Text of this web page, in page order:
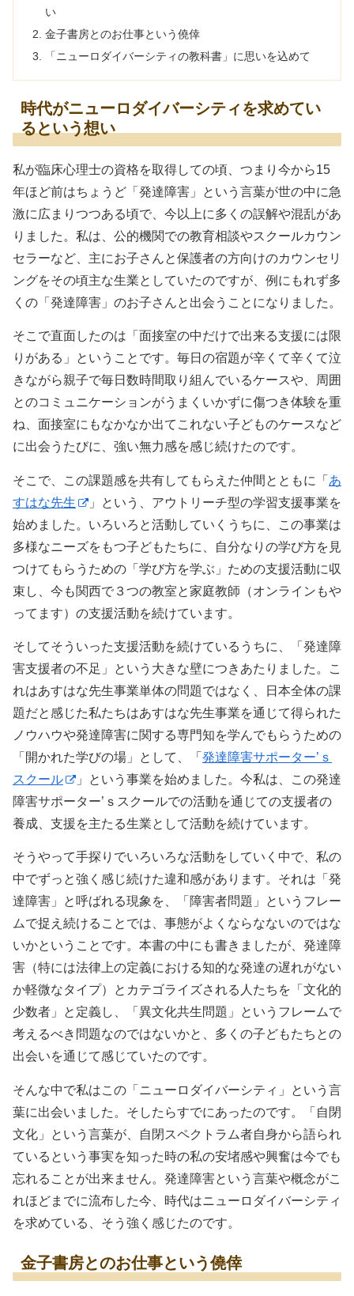
い
金子書房とのお仕事という僥倖
「ニューロダイバーシティの教科書」に思いを込めて
時代がニューロダイバーシティを求めてい
るという想い
私が臨床心理士の資格を取得しての頃、つまり今から15
年ほど前はちょうど「発達障害」という言葉が世の中に急
激に広まりつつある頃で、今以上に多くの誤解や混乱があ
りました。私は、公的機関での教育相談やスクールカウン
セラーなど、主にお子さんと保護者の方向けのカウンセリ
ングをその頃主な生業としていたのですが、例にもれず多
くの「発達障害」のお子さんと出会うことになりました。
そこで直面したのは「面接室の中だけで出来る支援には限
りがある」ということです。毎日の宿題が辛くて辛くて泣
きながら親子で毎日数時間取り組んでいるケースや、周囲
とのコミュニケーションがうまくいかずに傷つき体験を重
ね、面接室にもなかなか出てこれない子どものケースなど
に出会うたびに、強い無力感を感じ続けたのです。
そこで、この課題感を共有してもらえた仲間とともに「 あ
すはな先生
」という、アウトリーチ型の学習支援事業を
始めました。いろいろと活動していくうちに、この事業は
多様なニーズをもつ子どもたちに、自分なりの学び方を見
つけてもらうための「学び方を学ぶ」ための支援活動に収
束し、今も関西で３つの教室と家庭教師（オンラインもや
ってます）の支援活動を続けています。
そしてそういった支援活動を続けているうちに、「発達障
害支援者の不足」という大きな壁につきあたりました。こ
れはあすはな先生事業単体の問題ではなく、日本全体の課
題だと感じた私たちはあすはな先生事業を通じて得られた
ノウハウや発達障害に関する専門知を学んでもらうための
「開かれた学びの場」として、「 発達障害サポーター’ｓ
スクール
」という事業を始めました。今私は、この発達
障害サポーター’ｓスクールでの活動を通じての支援者の
養成、支援を主たる生業として活動を続けています。
そうやって手探りでいろいろな活動をしていく中で、私の
中でずっと強く感じ続けた違和感があります。それは「発
達障害」と呼ばれる現象を、「障害者問題」というフレー
ムで捉え続けることでは、事態がよくならなないのではな
いかということです。本書の中にも書きましたが、発達障
害（特には法律上の定義における知的な発達の遅れがない
か軽微なタイプ）とカテゴライズされる人たちを「文化的
少数者」と定義し、「異文化共生問題」というフレームで
考えるべき問題なのではないかと、多くの子どもたちとの
出会いを通じて感じていたのです。
そんな中で私はこの「ニューロダイバーシティ」という言
葉に出会いました。そしたらすでにあったのです。「自閉
文化」という言葉が、自閉スペクトラム者自身から語られ
ているという事実を知った時の私の安堵感や興奮は今でも
忘れることが出来ません。発達障害という言葉や概念がこ
れほどまでに流布した今、時代はニューロダイバーシティ
を求めている、そう強く感じたのです。
金子書房とのお仕事という僥倖